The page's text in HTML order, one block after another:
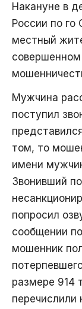
Накануне в
России по го
местный
Мужчина
поступил
том, то
имени
Звонивший
попросил
сообщении
мошенник
размере 914
перечислили